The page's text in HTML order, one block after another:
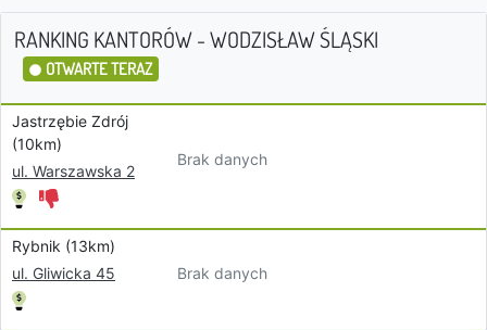
RANKING KANTORÓW - WODZISŁAW ŚLĄSKI
OTWARTE TERAZ
Jastrzębie Zdrój
(10km)
ul. Warszawska 2
Brak danych
Rybnik (13km)
ul. Gliwicka 45
Brak danych